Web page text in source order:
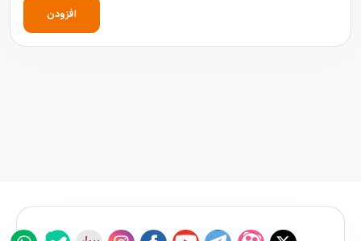
افزودن